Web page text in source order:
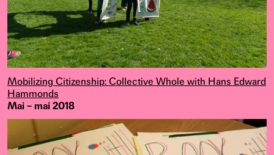
Mobilizing Citizenship: Collective Whole with Hans Edward
Hammonds
Mai – mai 2018